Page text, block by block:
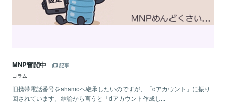
MNP奮闘中
記事
コラム
旧携帯電話番号をahamoへ継承したいのですが、「dアカウント」に振り
回されています。結論から言うと「dアカウント作成し...